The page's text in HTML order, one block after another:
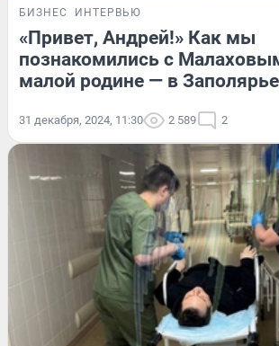
БИЗНЕС ИНТЕРВЬЮ
«Привет, Андрей!» Как мы
познакомились с
малой родине — в Заполярье
31 декабря, 2024, 11:30 2 589 2